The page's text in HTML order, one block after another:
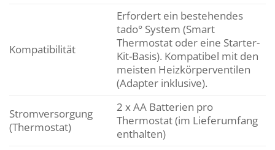
Kompatibilität
Erfordert ein bestehendes
tado° System (Smart
Thermostat oder eine Starter-
Kit-Basis). Kompatibel mit den
meisten Heizkörperventilen
(Adapter inklusive).
Stromversorgung
(Thermostat)
2 x AA Batterien pro
Thermostat (im Lieferumfang
enthalten)